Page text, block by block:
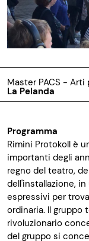
Master PACS -
La Pelanda
Programma
Rimini Protokoll è
importanti degli
regno del teatro,
dell'installazione,
espressivi per
ordinaria. Il
rivoluzionario
del gruppo si